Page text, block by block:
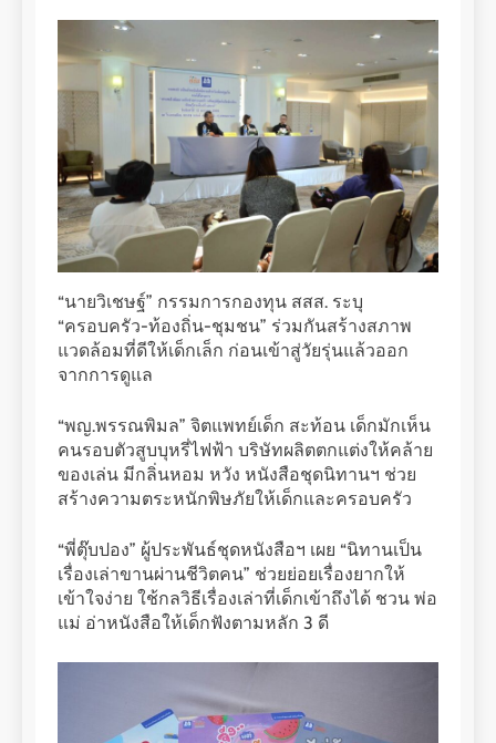
“นายวิเชษฐ์” กรรมการกองทุน สสส. ระบุ
“ครอบครัว-ท้องถิ่น-ชุมชน” ร่วมกันสร้างสภาพ
แวดล้อมที่ดีให้เด็กเล็ก ก่อนเข้าสู่วัยรุ่นแล้วออก
จากการดูแล
“พญ.พรรณพิมล” จิตแพทย์เด็ก สะท้อน เด็กมักเห็น
คนรอบตัวสูบบุหรี่ไฟฟ้า บริษัทผลิตตกแต่งให้คล้าย
ของเล่น มีกลิ่นหอม หวัง หนังสือชุดนิทานฯ ช่วย
สร้างความตระหนักพิษภัยให้เด็กและครอบครัว
“พี่ตุ๊บปอง” ผู้ประพันธ์ชุดหนังสือฯ เผย “นิทานเป็น
เรื่องเล่าขานผ่านชีวิตคน” ช่วยย่อยเรื่องยากให้
เข้าใจง่าย ใช้กลวิธีเรื่องเล่าที่เด็กเข้าถึงได้ ชวน พ่อ
แม่ อ่าหนังสือให้เด็กฟังตามหลัก 3 ดี